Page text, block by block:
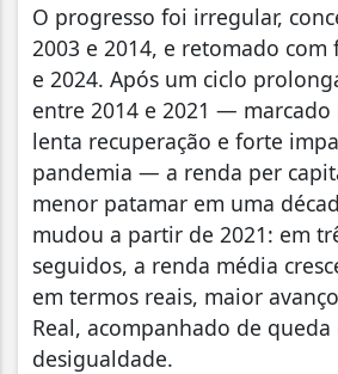
O progresso foi irregular,
2003 e 2014, e retomado com
e 2024. Após um ciclo
entre 2014 e 2021 — marcado
lenta recuperação e forte
pandemia — a renda per
menor patamar em uma
mudou a partir de 2021: em
seguidos, a renda média
em termos reais, maior
Real, acompanhado de queda
desigualdade.